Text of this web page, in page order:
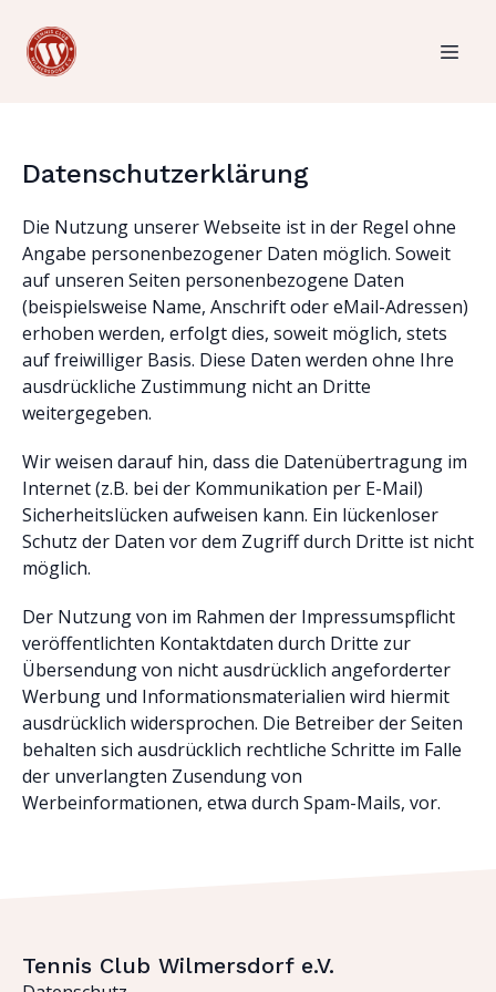
Datenschutzerklärung
Die Nutzung unserer Webseite ist in der Regel ohne
Angabe personenbezogener Daten möglich. Soweit
auf unseren Seiten personenbezogene Daten
(beispielsweise Name, Anschrift oder eMail-Adressen)
erhoben werden, erfolgt dies, soweit möglich, stets
auf freiwilliger Basis. Diese Daten werden ohne Ihre
ausdrückliche Zustimmung nicht an Dritte
weitergegeben.
Wir weisen darauf hin, dass die Datenübertragung im
Internet (z.B. bei der Kommunikation per E-Mail)
Sicherheitslücken aufweisen kann. Ein lückenloser
Schutz der Daten vor dem Zugriff durch Dritte ist nicht
möglich.
Der Nutzung von im Rahmen der Impressumspflicht
veröffentlichten Kontaktdaten durch Dritte zur
Übersendung von nicht ausdrücklich angeforderter
Werbung und Informationsmaterialien wird hiermit
ausdrücklich widersprochen. Die Betreiber der Seiten
behalten sich ausdrücklich rechtliche Schritte im Falle
der unverlangten Zusendung von
Werbeinformationen, etwa durch Spam-Mails, vor.
Tennis Club Wilmersdorf e.V.